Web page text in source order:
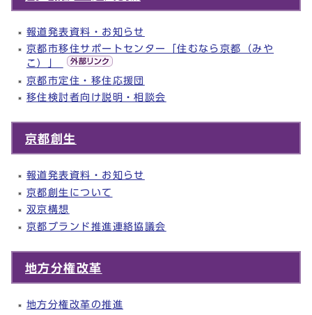
報道発表資料・お知らせ
京都市移住サポートセンター「住むなら京都（みや
こ）」
京都市定住・移住応援団
移住検討者向け説明・相談会
京都創生
報道発表資料・お知らせ
京都創生について
双京構想
京都ブランド推進連絡協議会
地方分権改革
地方分権改革の推進